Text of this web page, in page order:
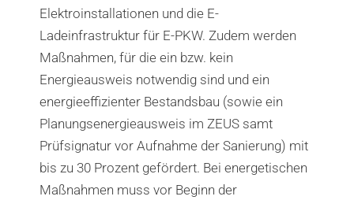
Elektroinstallationen und die E-
Ladeinfrastruktur für E-PKW. Zudem werden
Maßnahmen, für die ein bzw. kein
Energieausweis notwendig sind und ein
energieeffizienter Bestandsbau (sowie ein
Planungsenergieausweis im ZEUS samt
Prüfsignatur vor Aufnahme der Sanierung) mit
bis zu 30 Prozent gefördert. Bei energetischen
Maßnahmen muss vor Beginn der